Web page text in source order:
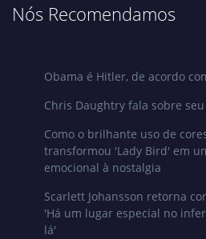
Nós Recomendamos
Obama é Hitler, de acordo
Chris Daughtry fala sobre
Como o brilhante uso de
transformou 'Lady Bird' em
emocional à nostalgia
Scarlett Johansson retorna
'Há um lugar especial no
lá'